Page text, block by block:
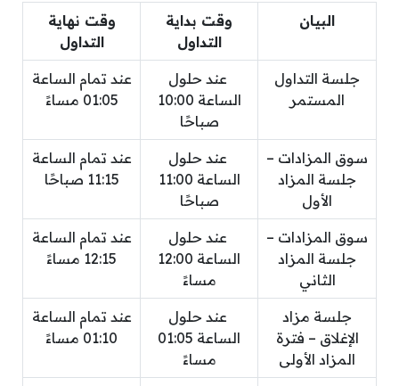
البيان
وقت بداية
التداول
وقت نهاية
التداول
جلسة التداول
المستمر
عند حلول
الساعة 10:00
صباحًا
عند تمام الساعة
01:05 مساءً
سوق المزادات –
جلسة المزاد
الأول
عند حلول
الساعة 11:00
صباحًا
عند تمام الساعة
11:15 صباحًا
سوق المزادات –
جلسة المزاد
الثاني
عند حلول
الساعة 12:00
مساءً
عند تمام الساعة
12:15 مساءً
جلسة مزاد
الإغلاق – فترة
المزاد الأولى
عند حلول
الساعة 01:05
مساءً
عند تمام الساعة
01:10 مساءً